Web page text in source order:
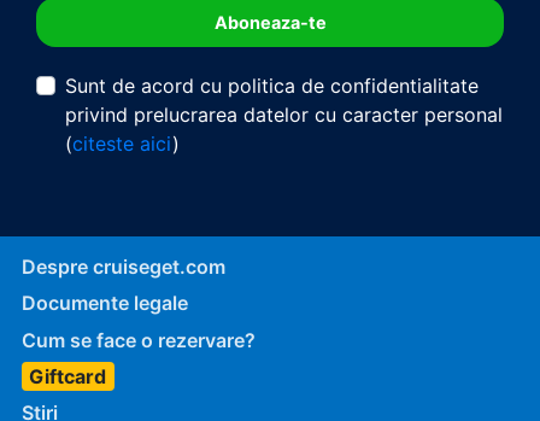
Sunt de acord cu politica de confidentialitate
privind prelucrarea datelor cu caracter personal
(citeste aici)
Despre cruiseget.com
Documente legale
Cum se face o rezervare?
Giftcard
Stiri